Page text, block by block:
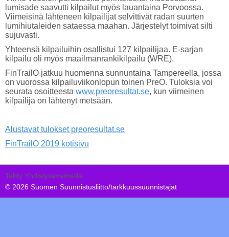
lumisade saavutti kilpailut myös lauantaina Porvoossa.
Viimeisinä lähteneen kilpailijat selvittivät radan suurten
lumihiutaleiden sataessa maahan. Järjestelyt toimivat silti
sujuvasti.
Yhteensä kilpailuihin osallistui 127 kilpailijaa. E-sarjan
kilpailu oli myös maailmanrankikilpailu (WRE).
FinTrailO jatkuu huomenna sunnuntaina Tampereella, jossa
on vuorossa kilpailuviikonlopun toinen PreO. Tuloksia voi
seurata osoitteesta www.preoresultat.se, kun viimeinen
kilpailija on lähtenyt metsään.
Alustavat tulokset preoresultat.se
FinTrailO 2019 kotisivu
Tehty Yhdistysavaimella
© 2026 Suomen Suunnistusliitto/tarkkuussuunnistajat